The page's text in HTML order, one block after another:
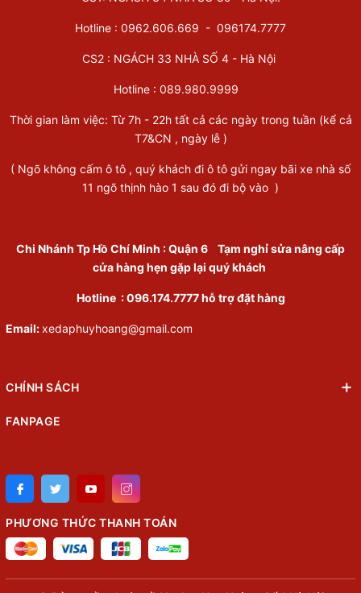
Hotline : 0962.606.669 - 096174.7777
CS2 : NGÁCH 33 NHÀ SỐ 4 - Hà Nội
Hotline : 089.980.9999
Thời gian làm việc: Từ 7h - 22h tất cả các ngày trong tuần (kể cả
T7&CN , ngày lễ )
( Ngõ không cấm ô tô , quý khách đi ô tô gửi ngay bãi xe nhà số
11 ngõ thịnh hào 1 sau đó đi bộ vào )
Chi Nhánh Tp Hồ Chí Minh :Quận 6 Tạm nghỉ sửa nâng cấp
cửa hàng hẹn gặp lại quý khách
Hotline : 096.174.7777 hỗ trợ đặt hàng
Email:xedaphuyhoang@gmail.com
CHÍNH SÁCH
FANPAGE
PHƯƠNG THỨC THANH TOÁN